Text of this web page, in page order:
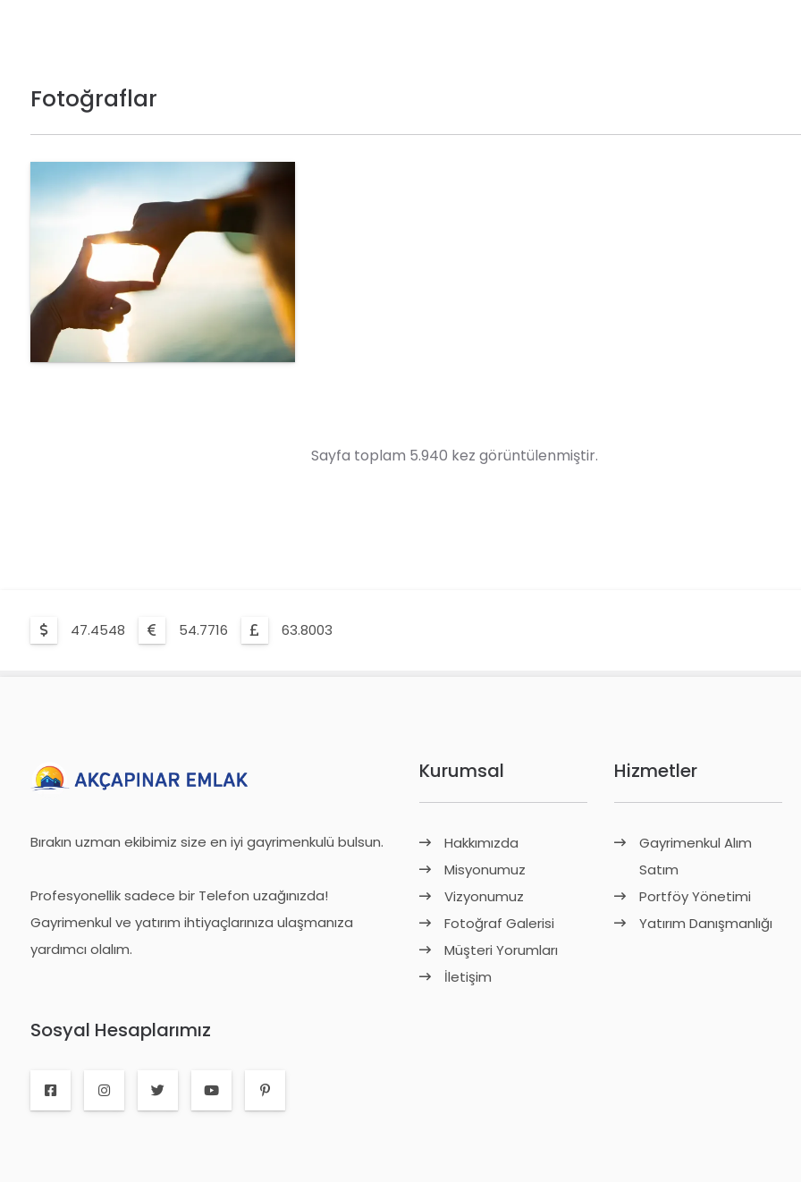
Fotoğraflar
Sayfa toplam 5.940 kez görüntülenmiştir.
47.4548 54.7716 63.8003
Bırakın uzman ekibimiz size en iyi gayrimenkulü bulsun.
Profesyonellik sadece bir Telefon uzağınızda!
Gayrimenkul ve yatırım ihtiyaçlarınıza ulaşmanıza
yardımcı olalım.
Sosyal Hesaplarımız
Kurumsal
Hakkımızda
Misyonumuz
Vizyonumuz
Fotoğraf Galerisi
Müşteri Yorumları
İletişim
Hizmetler
Gayrimenkul Alım
Satım
Portföy Yönetimi
Yatırım Danışmanlığı